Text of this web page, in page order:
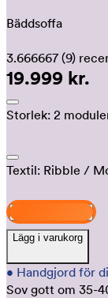
Bäddsoffa
3.666667 (9)
19.999 kr.
Storlek: 2
Textil: Ribble /
Lägg i varukorg
• Handgjord för
Sov gott om 35-